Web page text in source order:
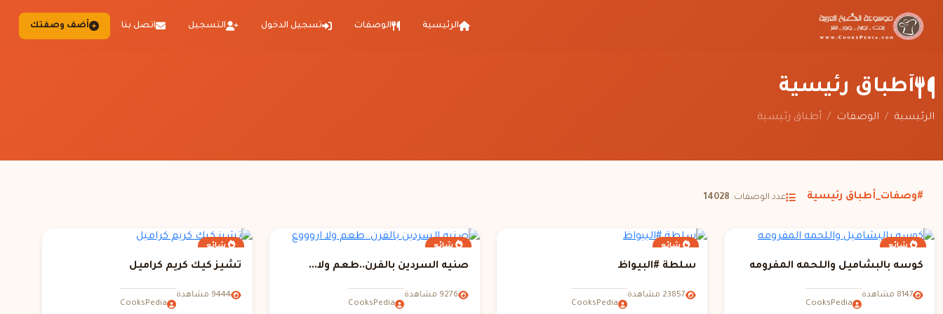
الرئيسية الوصفات تسجيل الدخول التسجيل اتصل بنا أضف وصفتك
أطباق رئيسية
الرئيسية / الوصفات / أطباق رئيسية
#وصفات_أطباق رئيسية عدد الوصفات: 14028
شائع
كوسه بالبشاميل واللحمه المفرومه
8147 مشاهدة
CooksPedia
شائع
سلطة #البيواظ
23857 مشاهدة
CooksPedia
شائع
صنيه السردين بالفرن..طعم ولا...
9276 مشاهدة
CooksPedia
شائع
تشيز كيك كريم كراميل
9444 مشاهدة
CooksPedia